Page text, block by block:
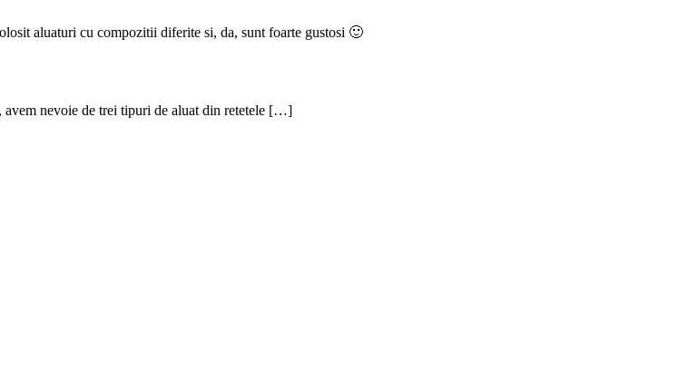
aluaturi cu compozitii diferite si, da, sunt foarte gustosi 🙂
nevoie de trei tipuri de aluat din retetele […]